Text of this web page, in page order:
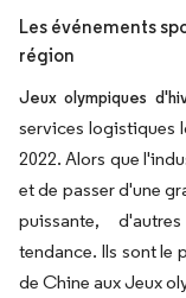
Les événements
région
Jeux olympiques
services logistiques
2022. Alors que
et de passer d'une
puissante,
tendance. Ils sont le
de Chine aux Jeux